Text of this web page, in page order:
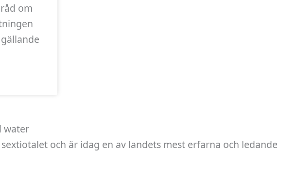
om
och är idag en av landets mest erfarna och ledande